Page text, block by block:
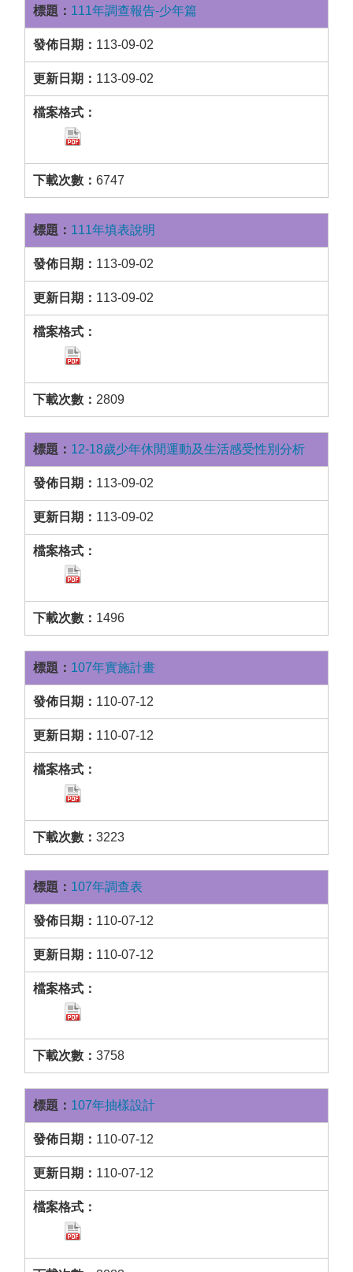
111年調查報告-少年篇
113-09-02
113-09-02
6747
111年填表說明
113-09-02
113-09-02
2809
12-18歲少年休閒運動及生活感受性別分析
113-09-02
113-09-02
1496
107年實施計畫
110-07-12
110-07-12
3223
107年調查表
110-07-12
110-07-12
3758
107年抽樣設計
110-07-12
110-07-12